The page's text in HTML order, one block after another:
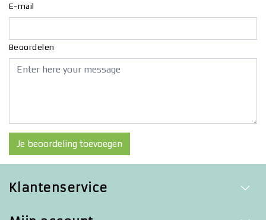
E-mail
Beoordelen
Je beoordeling toevoegen
Klantenservice